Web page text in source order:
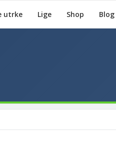
utrke Lige Shop Blog